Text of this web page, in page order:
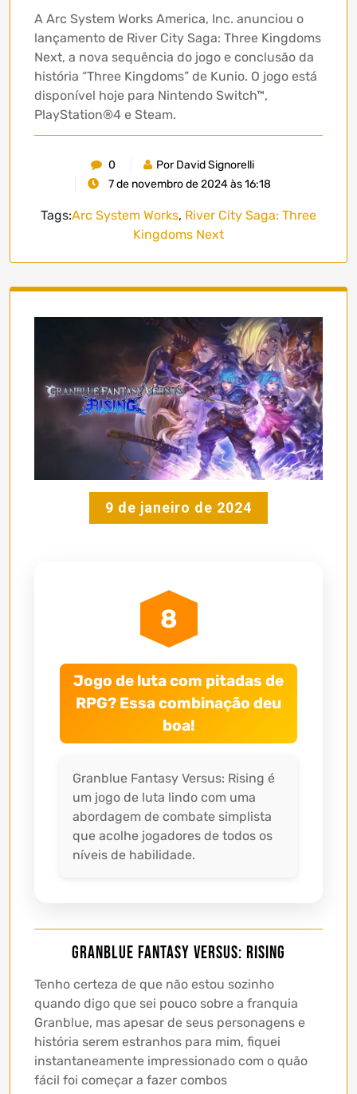
A Arc System Works America, Inc. anunciou o
lançamento de River City Saga: Three Kingdoms
Next, a nova sequência do jogo e conclusão da
história “Three Kingdoms” de Kunio. O jogo está
disponível hoje para Nintendo Switch™,
PlayStation®4 e Steam.
0
Por David Signorelli
7 de novembro de 2024 às 16:18
Tags:Arc System Works, River City Saga: Three
Kingdoms Next
9 de janeiro de 2024
8
Jogo de luta com pitadas de
RPG? Essa combinação deu
boa!
Granblue Fantasy Versus: Rising é
um jogo de luta lindo com uma
abordagem de combate simplista
que acolhe jogadores de todos os
níveis de habilidade.
Granblue Fantasy Versus: Rising
Tenho certeza de que não estou sozinho
quando digo que sei pouco sobre a franquia
Granblue, mas apesar de seus personagens e
história serem estranhos para mim, fiquei
instantaneamente impressionado com o quão
fácil foi começar a fazer combos